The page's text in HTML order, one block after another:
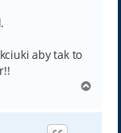
aby tak to
g